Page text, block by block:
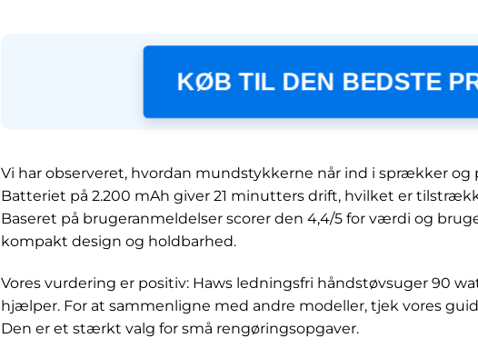
KØB TIL DEN BEDSTE
Vi har observeret, hvordan mundstykkerne når ind i sprækker
Batteriet på 2.200 mAh giver 21 minutters drift, hvilket er
Baseret på brugeranmeldelser scorer den 4,4/5 for værdi og
kompakt design og holdbarhed.
Vores vurdering er positiv: Haws ledningsfri håndstøvsuger 90
hjælper. For at sammenligne med andre modeller, tjek vores
Den er et stærkt valg for små rengøringsopgaver.